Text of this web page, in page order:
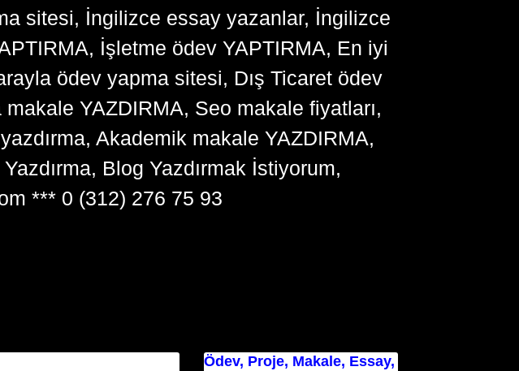
sitesi, İngilizce essay yazanlar, İngilizce
İşletme ödev YAPTIRMA, En iyi
ödev yapma sitesi, Dış Ticaret ödev
YAZDIRMA, Seo makale fiyatları,
Akademik makale YAZDIRMA,
Blog Yazdırmak İstiyorum,
*** 0 (312) 276 75 93
Ödev, Proje, Makale, Essay,